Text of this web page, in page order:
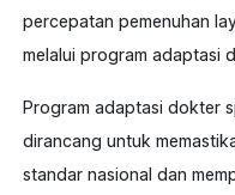
percepatan pemenuhan
melalui program adaptasi
Program adaptasi dokter
dirancang untuk
standar nasional dan